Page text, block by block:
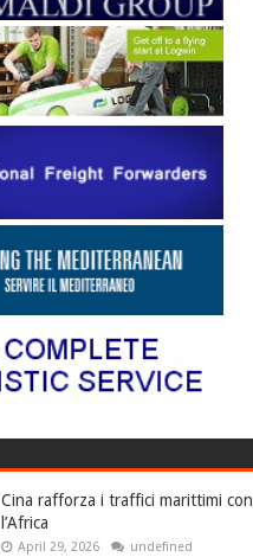
Cina rafforza i traffici marittimi con
l’Africa
April 29, 2026 undefined